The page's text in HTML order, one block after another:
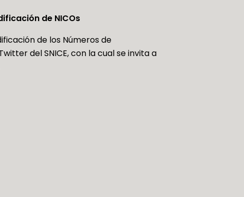
de NICOs
de los Números de
del SNICE, con la cual se invita a